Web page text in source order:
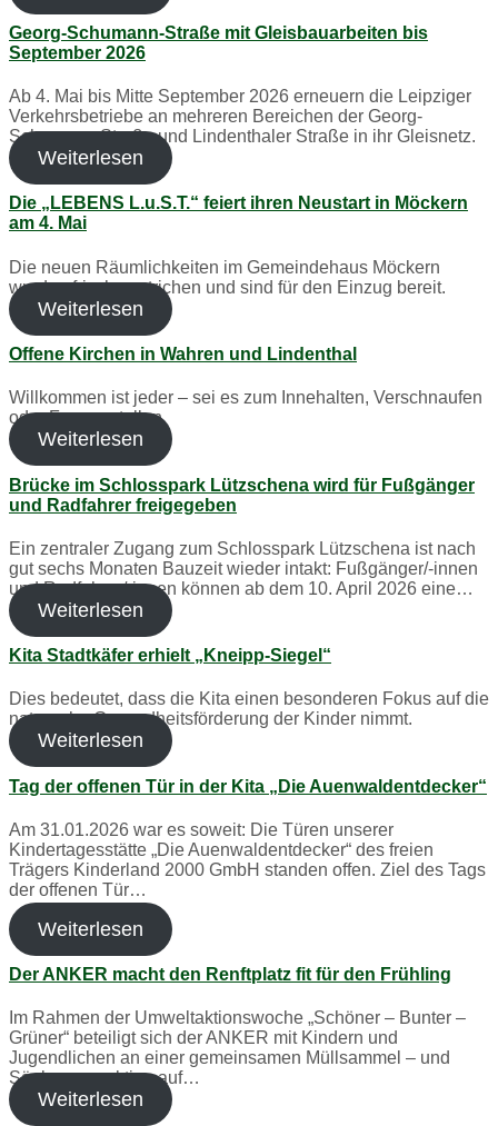
Georg-Schumann-Straße mit Gleisbauarbeiten bis
September 2026
Ab 4. Mai bis Mitte September 2026 erneuern die Leipziger
Verkehrsbetriebe an mehreren Bereichen der Georg-
Schumann-Straße und Lindenthaler Straße in ihr Gleisnetz.
Weiterlesen
Die „LEBENS L.u.S.T.“ feiert ihren Neustart in Möckern
am 4. Mai
Die neuen Räumlichkeiten im Gemeindehaus Möckern
wurden frisch gestrichen und sind für den Einzug bereit.
Weiterlesen
Offene Kirchen in Wahren und Lindenthal
Willkommen ist jeder – sei es zum Innehalten, Verschnaufen
oder Fragen stellen.
Weiterlesen
Brücke im Schlosspark Lützschena wird für Fußgänger
und Radfahrer freigegeben
Ein zentraler Zugang zum Schlosspark Lützschena ist nach
gut sechs Monaten Bauzeit wieder intakt: Fußgänger/-innen
und Radfahrer/-innen können ab dem 10. April 2026 eine…
Weiterlesen
Kita Stadtkäfer erhielt „Kneipp-Siegel“
Dies bedeutet, dass die Kita einen besonderen Fokus auf die
naturnahe Gesundheitsförderung der Kinder nimmt.
Weiterlesen
Tag der offenen Tür in der Kita „Die Auenwaldentdecker“
Am 31.01.2026 war es soweit: Die Türen unserer
Kindertagesstätte „Die Auenwaldentdecker“ des freien
Trägers Kinderland 2000 GmbH standen offen. Ziel des Tags
der offenen Tür…
Weiterlesen
Der ANKER macht den Renftplatz fit für den Frühling
Im Rahmen der Umweltaktionswoche „Schöner – Bunter –
Grüner“ beteiligt sich der ANKER mit Kindern und
Jugendlichen an einer gemeinsamen Müllsammel – und
Säuberungsaktion auf…
Weiterlesen